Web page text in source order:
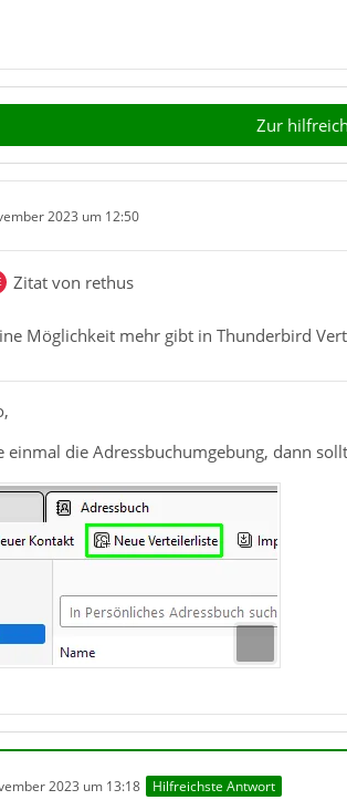
Zur
2023 um 12:50
Zitat von rethus
Möglichkeit mehr gibt in Thunderbird
einmal die Adressbuchumgebung, dann
2023 um 13:18 Hilfreichste Antwort